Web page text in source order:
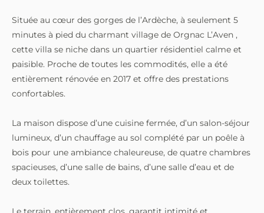
Située au cœur des gorges de l’Ardèche, à seulement 5
minutes à pied du charmant village de Orgnac L’Aven ,
cette villa se niche dans un quartier résidentiel calme et
paisible. Proche de toutes les commodités, elle a été
entièrement rénovée en 2017 et offre des prestations
confortables.
La maison dispose d’une cuisine fermée, d’un salon-séjour
lumineux, d’un chauffage au sol complété par un poêle à
bois pour une ambiance chaleureuse, de quatre chambres
spacieuses, d’une salle de bains, d’une salle d’eau et de
deux toilettes.